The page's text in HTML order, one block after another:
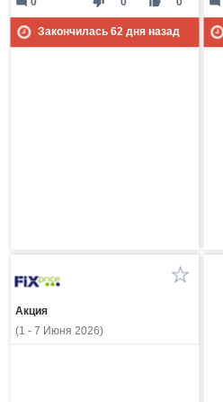
Закончилась 62дня назад
Акция
(1 - 7 Июня 2026)